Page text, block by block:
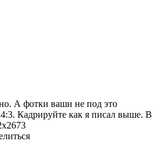
А фотки ваши не под это
Кадрируйте как я писал выше. В